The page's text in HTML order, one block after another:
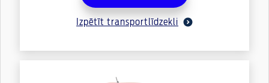
Izpētīt transportlīdzekli